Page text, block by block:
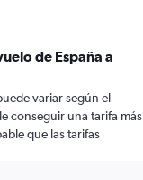
de España a
variar según el
conseguir una tarifa más
que las tarifas